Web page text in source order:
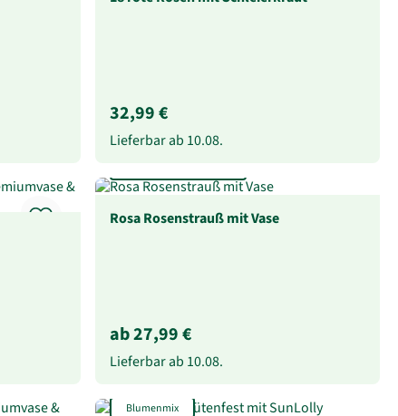
32,99 €
Lieferbar ab 10.08.
Rosa Rosenstrauß mit Vase
ab 27,99 €
Lieferbar ab 10.08.
Blumenmix